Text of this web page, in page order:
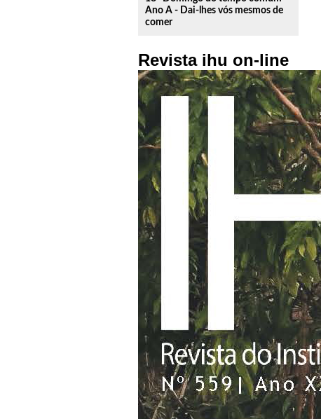
Ano A - Dai-lhes vós mesmos de
comer
Revista ihu on-line